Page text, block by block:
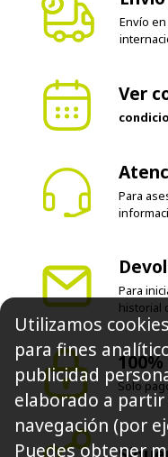
Envío
Ver
Para
Para
historial
Solo
Utilizamos
para fines
publicidad
elaborado a
navegación (por
Puedes obtener